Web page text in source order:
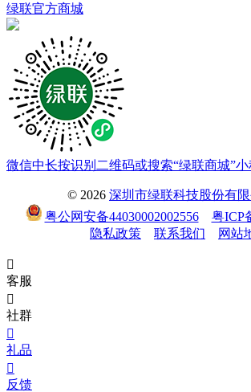
绿联官方商城
微信中长按识别二维码或搜索“绿联商城”
© 2026 深圳市绿联科技股份有限
粤公网安备44030002002556
粤ICP
隐私政策
联系我们 网站

客服

社群

礼品

反馈